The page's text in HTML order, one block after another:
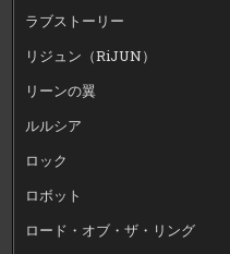
ラブストーリー
リジュン（RiJUN）
リーンの翼
ルルシア
ロック
ロボット
ロード・オブ・ザ・リング